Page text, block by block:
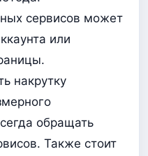
сервисов может
или
накрутку
обращать
Также стоит